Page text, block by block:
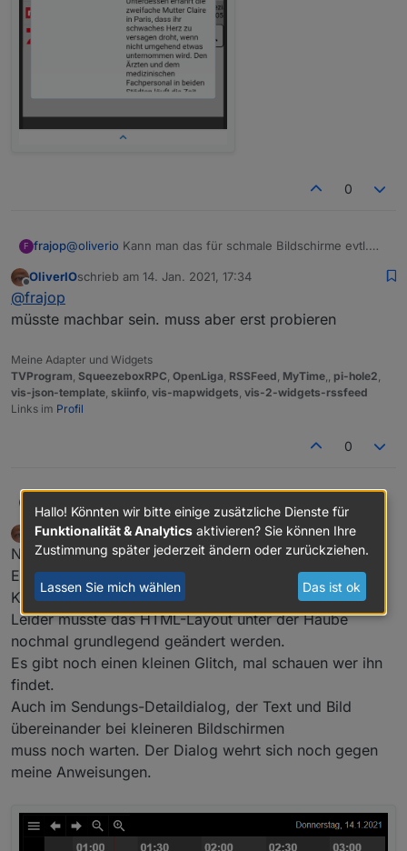
0
F frajop@oliverio
obendrüber!? Oder konfigurierbar?
Offline
OliverIOschrieb am 14. Jan. 2021, 17:34
zuletzt editiert von
@frajop
müsste machbar sein. muss aber erst probieren
Meine Adapter und Widgets
TVProgram SqueezeboxRPC OpenLiga RSSFeed MyTime pi-hole2
vis-json-template skiinfo vis-mapwidgets vis-2-widgets-rssfeed
Links im Profil
0
müsste machbar sein. muss aber erst probieren
Offline
OliverIOschrieb am15. Jan. 2021, 00:20
zuletzt editiert von OliverIO
Neue Version 0.0.9
Es wurde eine neue Titelzeile hinzugefügt mit allen
Knöpfen und der Datumsinfo.
Leider musste das HTML-Layout unter der Haube
nochmal grundlegend geändert werden.
Es gibt noch einen kleinen Glitch, mal schauen wer ihn
findet.
Auch im Sendungs-Detaildialog, der Text und Bild
übereinander bei kleineren Bildschirmen
muss noch warten. Der Dialog wehrt sich noch gegen
meine Anweisungen.
Hallo! Könnten wir bitte einige zusätzliche Dienste für
Funktionalität & Analytics aktivieren? Sie können Ihre
Zustimmung später jederzeit ändern oder zurückziehen.
Lassen Sie mich wählen Das ist ok